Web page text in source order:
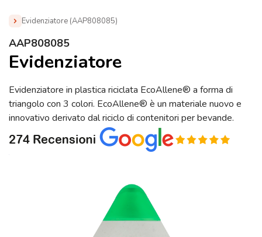
Evidenziatore (AAP808085)
Home »
Penne Personalizzate con LOGO, Matite, Pastelli,
(AAP808085)
AAP808085
Evidenziatore
Evidenziatore in plastica riciclata EcoAllene® a forma di
triangolo con 3 colori. EcoAllene® è un materiale nuovo e
innovativo derivato dal riciclo di contenitori per bevande.